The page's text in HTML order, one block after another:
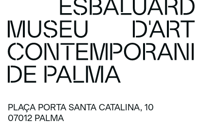
PLAÇA PORTA SANTA CATALINA, 10
07012 PALMA